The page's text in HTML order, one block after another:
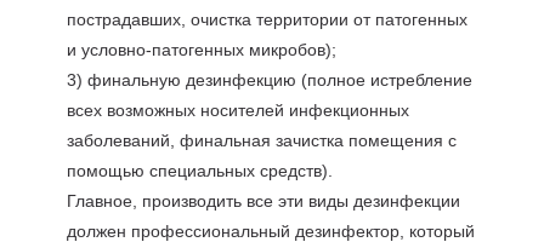
пострадавших, очистка территории от патогенных
и условно-патогенных микробов);
3) финальную дезинфекцию (полное истребление
всех возможных носителей инфекционных
заболеваний, финальная зачистка помещения с
помощью специальных средств).
Главное, производить все эти виды дезинфекции
должен профессиональный дезинфектор, который